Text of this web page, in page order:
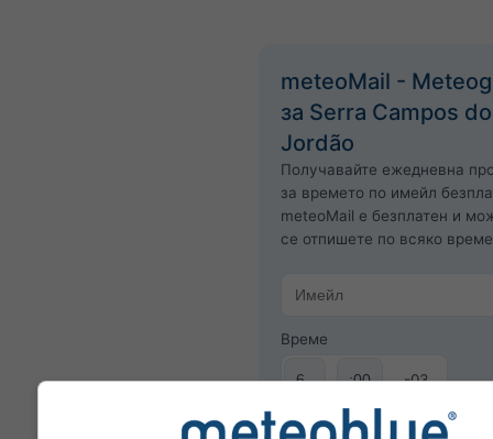
meteoMail -
за Serra Campos do
Jordão
Получавайте ежедневна
за времето по имейл
meteoMail е безплатен и
се отпишете по всяко
Време
-03